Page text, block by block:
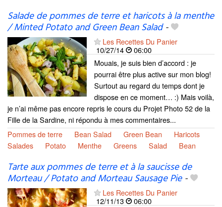
Salade de pommes de terre et haricots à la menthe
/ Minted Potato and Green Bean Salad-
Les Recettes Du Panier
10/27/14
06:00
Mouais, je suis bien d’accord : je
pourrai être plus active sur mon blog!
Surtout au regard du temps dont je
dispose en ce moment… :) Mais voilà,
je n’ai même pas encore repris le cours du Projet Photo 52 de la
Fille de la Sardine, ni répondu à mes commentaires...
Pommes de terre
Bean Salad Green Bean
Haricots
Salades
Potato Menthe Greens Salad Bean
Tarte aux pommes de terre et à la saucisse de
Morteau / Potato and Morteau Sausage Pie-
Les Recettes Du Panier
12/11/13
06:00